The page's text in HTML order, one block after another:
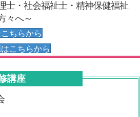
士・社会福祉士・精神保健福祉
々へ～
ちらから
こちらから
講座